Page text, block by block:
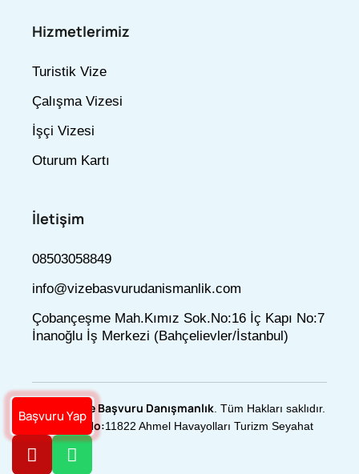
Başvuru Yap
Hizmetlerimiz
Turistik Vize
Çalışma Vizesi
İşçi Vizesi
Oturum Kartı
İletişim
08503058849
info@vizebasvurudanismanlik.com
Çobançeşme Mah.Kımız Sok.No:16 İç Kapı No:7
İnanoğlu İş Merkezi (Bahçelievler/İstanbul)
Vize Başvuru Danışmanlık . Tüm Hakları saklıdır.
Türsab No:11822 Ahmel Havayolları Turizm Seyahat